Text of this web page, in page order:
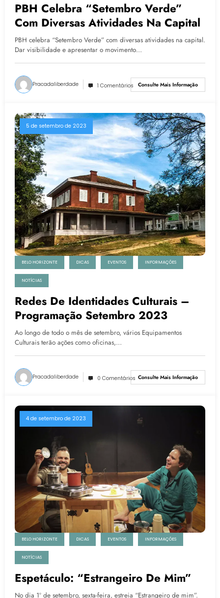
PBH Celebra “Setembro Verde”
Com Diversas Atividades Na Capital
PBH celebra “Setembro Verde” com diversas atividades na capital.
Dar visibilidade e apresentar o movimento…
Pracadaliberdade 1 Comentários Consulte Mais Informação
5 de setembro de 2023
BELO HORIZONTE DICAS EVENTOS INFORMAÇÕES
NOTÍCIAS
Redes De Identidades Culturais –
Programação Setembro 2023
Ao longo de todo o mês de setembro, vários Equipamentos
Culturais terão ações como oficinas,…
Pracadaliberdade 0 Comentários Consulte Mais Informação
4 de setembro de 2023
BELO HORIZONTE DICAS EVENTOS INFORMAÇÕES
NOTÍCIAS
Espetáculo: “Estrangeiro De Mim”
No dia 1º de setembro, sexta-feira, estreia “Estrangeiro de mim”.